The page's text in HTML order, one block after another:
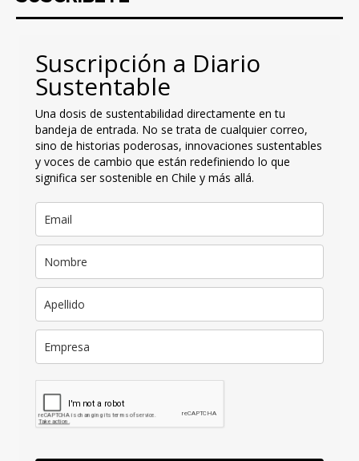
Suscripción a Diario
Sustentable
Una dosis de sustentabilidad directamente en tu
bandeja de entrada. No se trata de cualquier correo,
sino de historias poderosas, innovaciones sustentables
y voces de cambio que están redefiniendo lo que
significa ser sostenible en Chile y más allá.